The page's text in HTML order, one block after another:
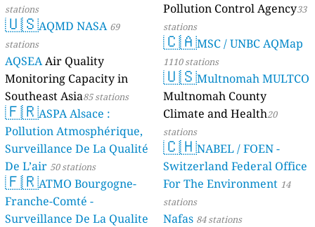
stations
🇺🇸AQMD NASA 69
stations
AQSEAAir Quality
Monitoring Capacity in
Southeast Asia85 stations
🇫🇷ASPA Alsace :
Pollution Atmosphérique,
Surveillance De La Qualité
De L’air 50 stations
🇫🇷ATMO Bourgogne-
Franche-Comté -
Surveillance De La Qualite
Pollution Control Agency33
stations
🇨🇦MSC / UNBC AQMap
1110 stations
🇺🇸Multnomah MULTCO
Multnomah County
Climate and Health20
stations
🇨🇭NABEL / FOEN -
Switzerland Federal Office
For The Environment 14
stations
Nafas 84 stations